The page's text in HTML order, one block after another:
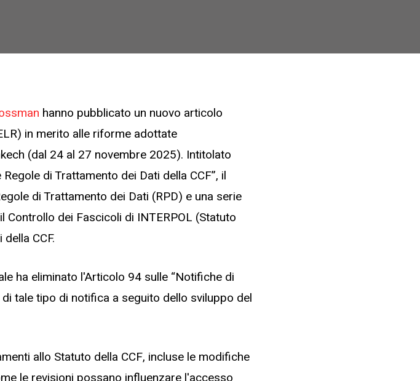
hanno pubblicato un nuovo articolo
in merito alle riforme adottate
(dal 24 al 27 novembre 2025). Intitolato
di Trattamento dei Dati della CCF”, il
di Trattamento dei Dati (RPD) e una serie
dei Fascicoli di INTERPOL (Statuto
CCF.
ha eliminato l'Articolo 94 sulle “Notifiche di
tale tipo di notifica a seguito dello sviluppo del
allo Statuto della CCF, incluse le modifiche